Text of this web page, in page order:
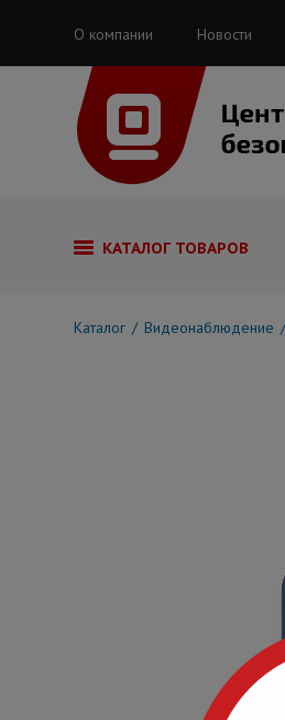
О компании Новости
КАТАЛОГ ТОВАРОВ
Каталог Видеонаблюдение